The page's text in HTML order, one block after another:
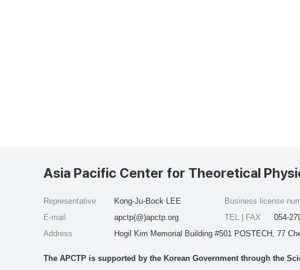
Asia Pacific Center for Theoretical
Representative
Kong-Ju-Bock LEE
E-mail
apctp(@)apctp.org
Address
Hogil Kim Memorial Building #501 POSTECH, 77
Business license
TEL | FAX
054-
The APCTP is supported by the Korean Government through the